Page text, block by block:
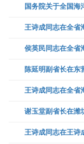
国务院关于全国海
王诗成同志在全省
侯英民同志在全省
王诗成同志在全省